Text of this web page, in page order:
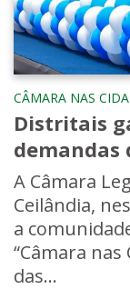
CÂMARA NAS
Distritais
demandas
A Câmara
Ceilândia,
a
“Câmara nas
das...